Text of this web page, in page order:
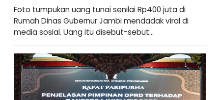
Foto tumpukan uang tunai senilai Rp400 juta di
Rumah Dinas Gubernur Jambi mendadak viral di
media sosial. Uang itu disebut-sebut...